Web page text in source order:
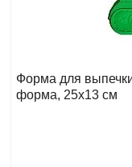
Форма для
форма, 25х13 см